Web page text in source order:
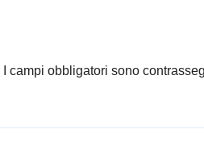
I campi obbligatori sono